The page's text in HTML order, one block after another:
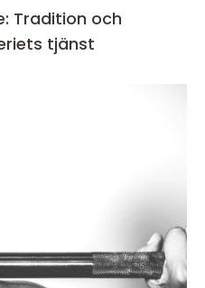
Tradition och
tjänst